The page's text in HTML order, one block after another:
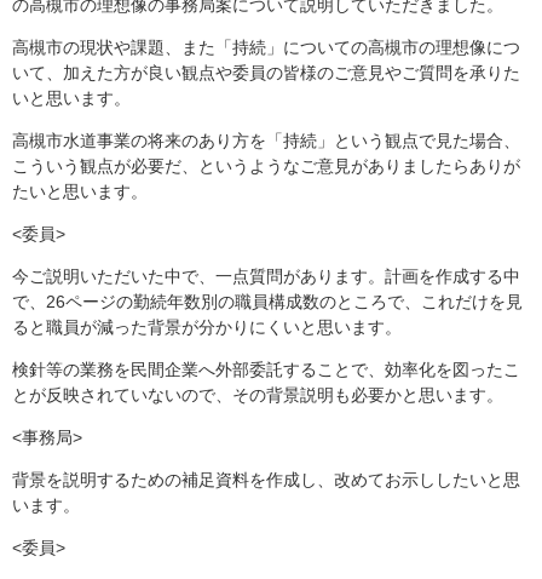
の高槻市の理想像の事務局案について説明していただきました。
高槻市の現状や課題、また「持続」についての高槻市の理想像につ
いて、加えた方が良い観点や委員の皆様のご意見やご質問を承りた
いと思います。
高槻市水道事業の将来のあり方を「持続」という観点で見た場合、
こういう観点が必要だ、というようなご意見がありましたらありが
たいと思います。
<委員>
今ご説明いただいた中で、一点質問があります。計画を作成する中
で、26ページの勤続年数別の職員構成数のところで、これだけを見
ると職員が減った背景が分かりにくいと思います。
検針等の業務を民間企業へ外部委託することで、効率化を図ったこ
とが反映されていないので、その背景説明も必要かと思います。
<事務局>
背景を説明するための補足資料を作成し、改めてお示ししたいと思
います。
<委員>